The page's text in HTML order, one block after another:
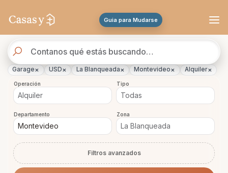
Guia para Mudarse
de
propiedades
Garage× USD× La Blanqueada× Montevideo× Alquiler×
Operación Tipo
Departamento Zona
Filtros avanzados